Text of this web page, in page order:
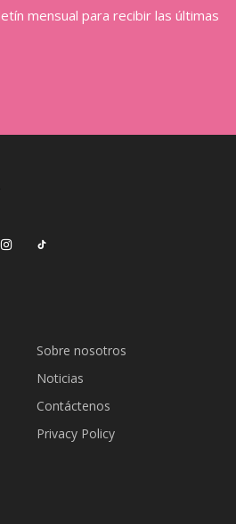
mensual para recibir las últimas
Sobre nosotros
Noticias
Contáctenos
Privacy Policy